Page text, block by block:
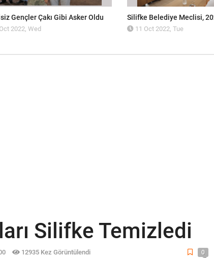
Gençler Çakı Gibi Asker Oldu
2022, Wed 11 Oct 2022, Tue
Silifke Temizledi
12935 Kez Görüntülendi 0